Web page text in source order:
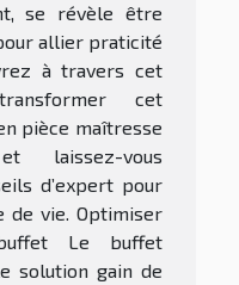
se révèle être
allier praticité
à travers cet
cet
pièce maîtresse
laissez-vous
d’expert pour
de vie. Optimiser
Le buffet
solution gain de